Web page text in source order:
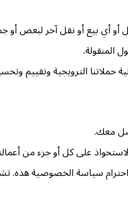
حل أو أي بيع أو نقل آخر
المنقولة.
الترويجية وتقييم
معك.
على كل أو جزء من
سياسة الخصوصية هذه.